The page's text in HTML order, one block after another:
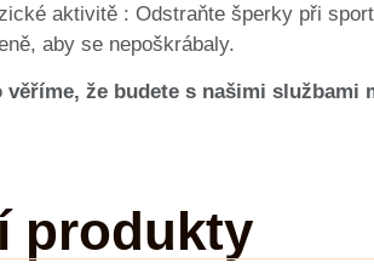
aktivitě : Odstraňte šperky při
aby se nepoškrábaly.
věříme, že budete s našimi službami
produkty